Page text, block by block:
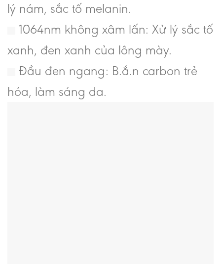
lý nám, sắc tố melanin.
1064nm không xâm lấn: Xử lý sắc tố
xanh, đen xanh của lông mày.
Đầu đen ngang: B.ắ.n carbon trẻ
hóa, làm sáng da.